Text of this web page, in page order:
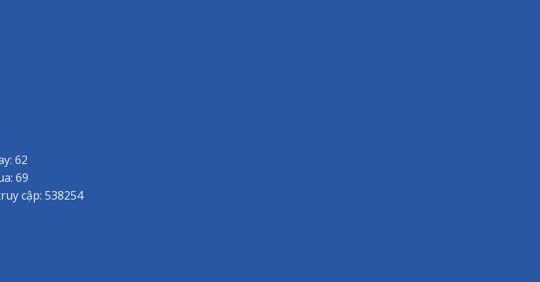
62
69
cập: 538254